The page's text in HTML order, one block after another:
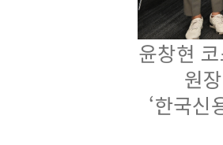
윤창현
원
‘한국신